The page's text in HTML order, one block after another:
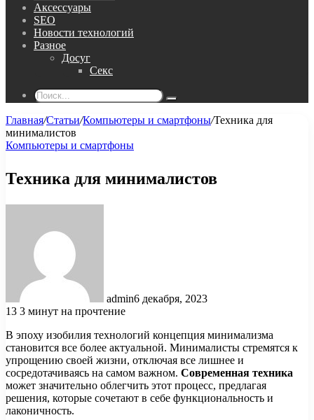
Аксессуары
SEO
Новости технологий
Разное
Досуг
Секс
Поиск...
Главная/Статьи/Компьютеры и смартфоны/Техника для
минималистов
Компьютеры и смартфоны
Техника для минималистов
admin6 декабря, 2023
13 3 минут на прочтение
В эпоху изобилия технологий концепция минимализма
становится все более актуальной. Минималисты стремятся к
упрощению своей жизни, отключая все лишнее и
сосредотачиваясь на самом важном. Современная техника
может значительно облегчить этот процесс, предлагая
решения, которые сочетают в себе функциональность и
лаконичность.